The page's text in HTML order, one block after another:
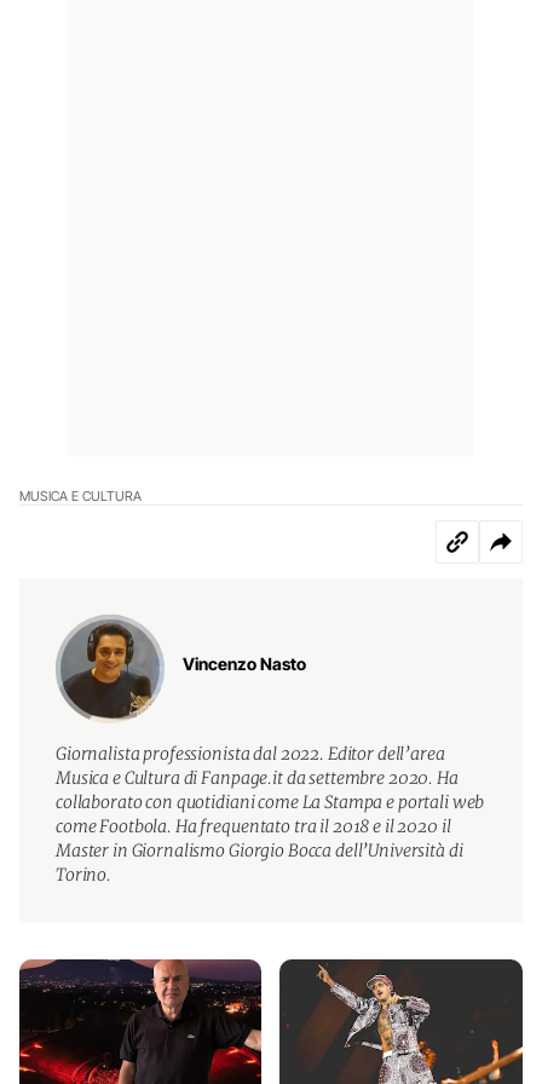
MUSICA E CULTURA
Vincenzo Nasto
Giornalista professionista dal 2022. Editor dell’area
Musica e Cultura di Fanpage.it da settembre 2020. Ha
collaborato con quotidiani come La Stampa e portali web
come Footbola. Ha frequentato tra il 2018 e il 2020 il
Master in Giornalismo Giorgio Bocca dell’Università di
Torino.